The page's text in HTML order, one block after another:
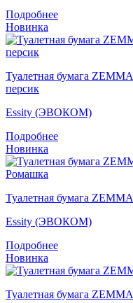
Подробнее
Новинка
Туалетная бумага
персик
Essity (ЭВОКОМ)
Подробнее
Новинка
Туалетная бумага
Essity (ЭВОКОМ)
Подробнее
Новинка
Туалетная бумага